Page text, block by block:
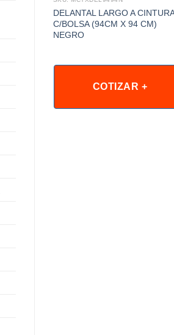
DELANTAL LARGO A CINTURA
C/BOLSA (94CM X 94 CM)
NEGRO
COTIZAR +